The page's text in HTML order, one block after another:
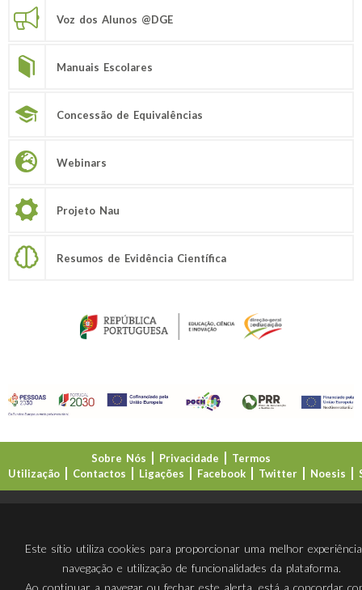
Voz dos Alunos @DGE
Manuais Escolares
Concessão de Equivalências
Webinars
Projeto Nau
Resumos de Evidência Científica
Sobre Nós Privacidade
Termos
Utilização
Contactos Ligações Facebook Twitter Noesis
Este sítio utiliza cookies para proporcionar uma melhor
navegação e utilização de funcionalidades da plataforma.
Ao continuar a navegar ou fechar este alerta, está a concordar